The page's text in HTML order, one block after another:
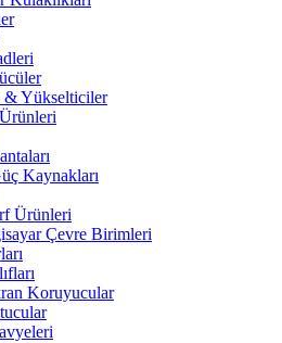
& Yükselticiler
Kaynakları
Ürünleri
Çevre Birimleri
Koruyucular